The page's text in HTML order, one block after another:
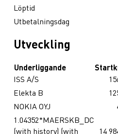
Löptid
Utbetalningsdag
Utveckling
Underliggande
ISS A/S
Elekta B
NOKIA OYJ
1.04352*MAERSKB_DC
(with history) (with
14